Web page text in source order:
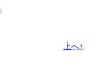
上へ↑